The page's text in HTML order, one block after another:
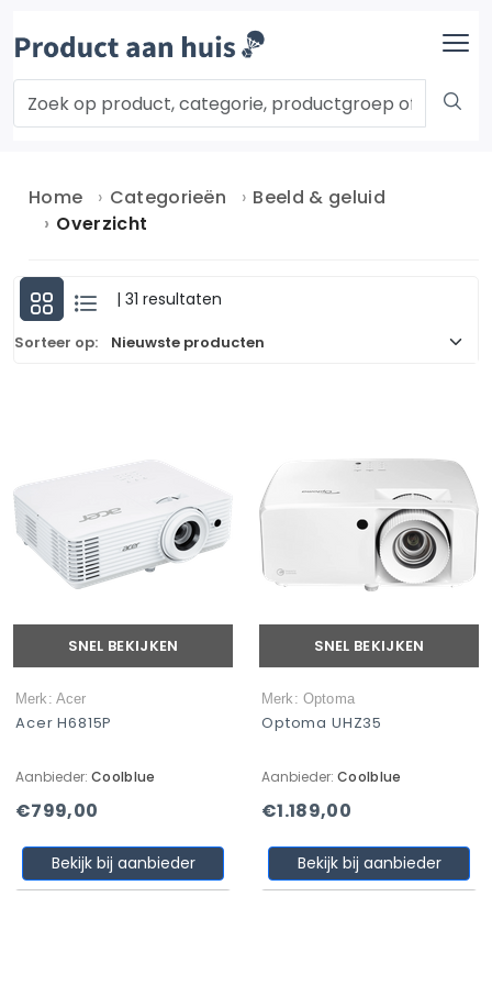
Home Categorieën
Beeld & geluid
Overzicht
| 31 resultaten
Sorteer op:
SNEL BEKIJKEN
Merk: Acer
Acer H6815P
Aanbieder: Coolblue
€799,00
Bekijk bij aanbieder
SNEL BEKIJKEN
Merk: Optoma
Optoma UHZ35
Aanbieder: Coolblue
€1.189,00
Bekijk bij aanbieder